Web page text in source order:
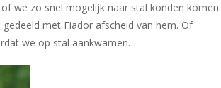
we zo snel mogelijk naar stal konden komen.
met Fiador afscheid van hem. Of
we op stal aankwamen…